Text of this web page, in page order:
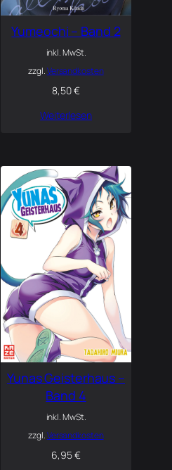
Yumeochi – Band 2
inkl. MwSt.
zzgl.Versandkosten
8,50€
Weiterlesen
Yunas Geisterhaus –
Band 4
inkl. MwSt.
zzgl.Versandkosten
6,95€